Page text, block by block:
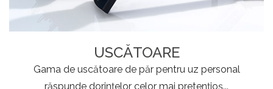
USCĂTOARE
Gama de uscătoare de păr pentru uz personal
răspunde dorințelor celor mai pretențioș...